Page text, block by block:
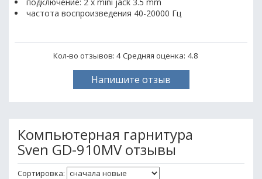
частота воспроизведения 40-20000 Гц
Кол-во отзывов: 4 Средняя оценка: 4.8
Напишите отзыв
Компьютерная гарнитура
Sven GD-910MV отзывы
Сортировка: